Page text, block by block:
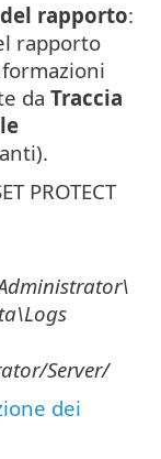
rapporto:
rapporto
da Traccia
PROTECT
Server/
dei